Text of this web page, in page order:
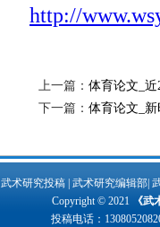
http://
上一篇： 体育论文_
下一篇： 体育论文_
武术研究投稿 | 武术研究编辑部|
Copyright © 2021
《武
投稿电话：